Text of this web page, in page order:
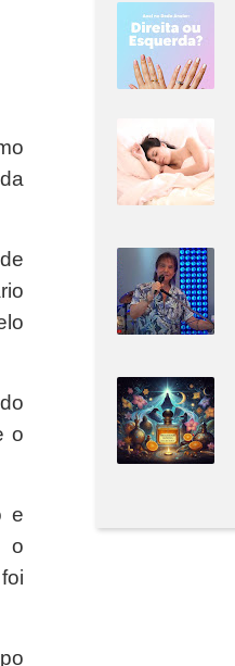
o
e
o